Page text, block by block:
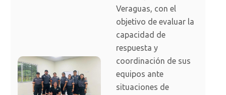
Veraguas, con el
objetivo de evaluar la
capacidad de
respuesta y
coordinación de sus
equipos ante
situaciones de